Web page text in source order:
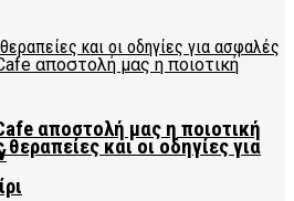
και οι οδηγίες για
αποστολή μας η ποιοτική